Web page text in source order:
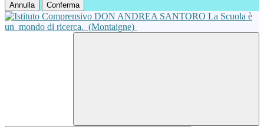
Annulla Conferma
La Scuola è
un mondo di ricerca. (Montaigne)